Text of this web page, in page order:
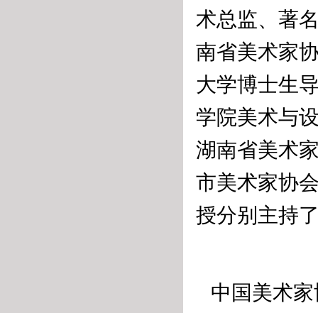
术总监、著
南省美术家
大学博士生
学院美术与
湖南省美术
市美术家协
授分别主持
中国美术家